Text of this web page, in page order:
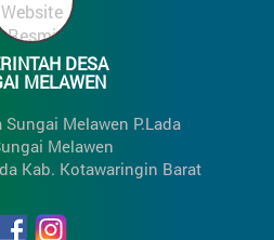
DESA
MELAWEN
Melawen P.Lada
Melawen
Kab. Kotawaringin Barat